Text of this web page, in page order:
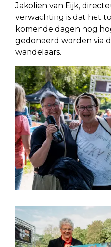
Jakolien van Eijk,
verwachting is dat het
komende dagen nog
gedoneerd worden via
wandelaars.